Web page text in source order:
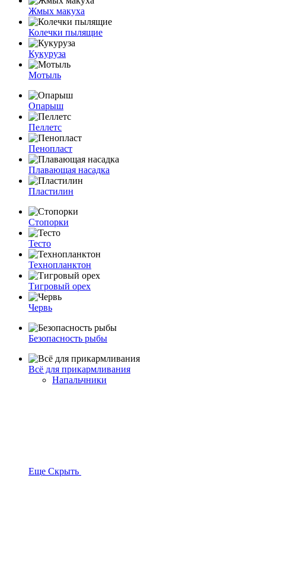
Жмых макуха
Колечки пылящие
Кукуруза
Мотыль
Опарыш
Пеллетс
Пенопласт
Плавающая насадка
Пластилин
Стопорки
Тесто
Технопланктон
Тигровый орех
Червь
Безопасность рыбы
Всё для прикармливания
Напальчники
Еще Скрыть